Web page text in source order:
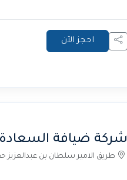
احجز الآن
شركة ضيافة السعادة
طريق الامير سلطان بن عبدالعزيز